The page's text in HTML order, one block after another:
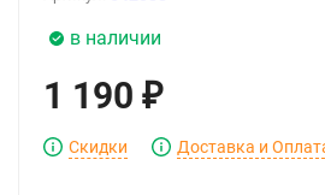
в наличии
1 190 ₽
Скидки Доставка и